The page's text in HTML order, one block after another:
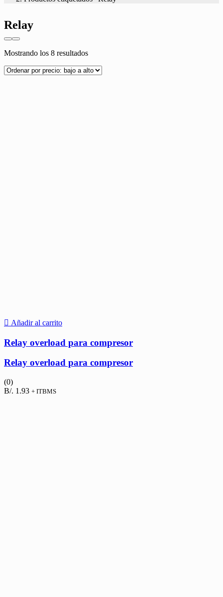
Relay
Mostrando los 8 resultadosOrdenado
precio:
Añadir al carrito
Relay overload para compresor
Relay overload para compresor
(0)
B/. 1.93 + ITBMS